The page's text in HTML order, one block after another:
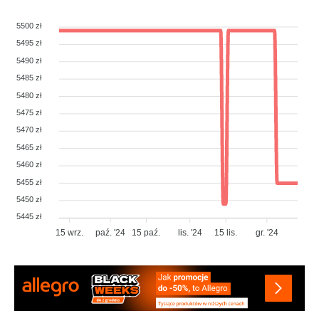
5500 zł
5495 zł
5490 zł
5485 zł
5480 zł
5475 zł
5470 zł
5465 zł
5460 zł
5455 zł
5450 zł
5445 zł
15 wrz. paź. '24 15 paź. lis. '24 15 lis. gr. '24